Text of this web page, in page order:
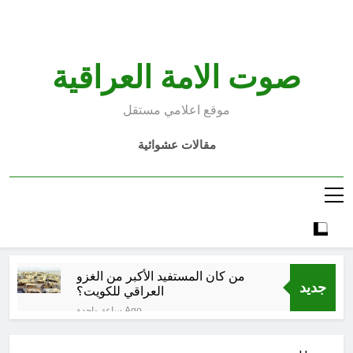
صوت الامة العراقية
موقع اعلامي مستقل
مقالات عشوائية
جديد
من كان المستفيد الأكبر من الغزو
العراقي للكويت؟
ساعة واحدة Ago